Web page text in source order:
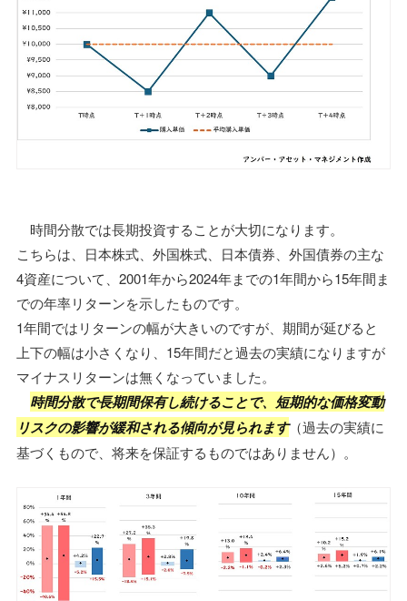
時間分散では長期投資することが大切になります。
こちらは、日本株式、外国株式、日本債券、外国債券の主な
4資産について、2001年から2024年までの1年間から15年間ま
での年率リターンを示したものです。
1年間ではリターンの幅が大きいのですが、期間が延びると
上下の幅は小さくなり、15年間だと過去の実績になりますが
マイナスリターンは無くなっていました。
時間分散で長期間保有し続けることで、短期的な価格変動
リスクの影響が緩和される傾向が見られます（過去の実績に
基づくもので、将来を保証するものではありません）。